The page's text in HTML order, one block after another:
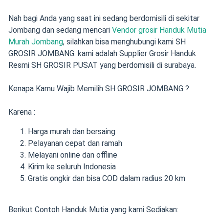
Nah bagi Anda yang saat ini sedang berdomisili di sekitar
Jombang dan sedang mencari Vendor grosir Handuk Mutia
Murah Jombang, silahkan bisa menghubungi kami SH
GROSIR JOMBANG. kami adalah Supplier Grosir Handuk
Resmi SH GROSIR PUSAT yang berdomisili di surabaya.
Kenapa Kamu Wajib Memilih SH GROSIR JOMBANG ?
Karena :
Harga murah dan bersaing
Pelayanan cepat dan ramah
Melayani online dan offline
Kirim ke seluruh Indonesia
Gratis ongkir dan bisa COD dalam radius 20 km
Berikut Contoh Handuk Mutia yang kami Sediakan: